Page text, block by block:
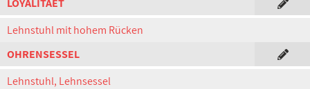
LOYALITAET
Lehnstuhl mit hohem Rücken
OHRENSESSEL
Lehnstuhl, Lehnsessel